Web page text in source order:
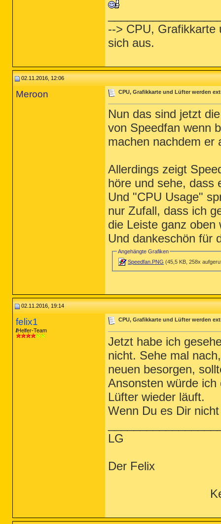
--> CPU, Grafikkarte
sich aus.
02.11.2016, 12:06
Meroon CPU, Grafikkarte und Lüfter werden
Nun das sind jetzt
von Speedfan wenn
machen nachdem er
Allerdings zeigt
höre und sehe, dass
Und "CPU Usage"
nur Zufall, dass ich
die Leiste ganz oben
Und dankeschön für
Angehängte Grafiken
Speedfan.PNG (45,5 KB, 258x
02.11.2016, 19:14
felix1
Helfer-Team
CPU, Grafikkarte und Lüfter werden
Jetzt habe ich
nicht. Sehe mal
neuen besorgen,
Ansonsten würde
Lüfter wieder läuft.
Wenn Du es Dir
LG
Der Felix